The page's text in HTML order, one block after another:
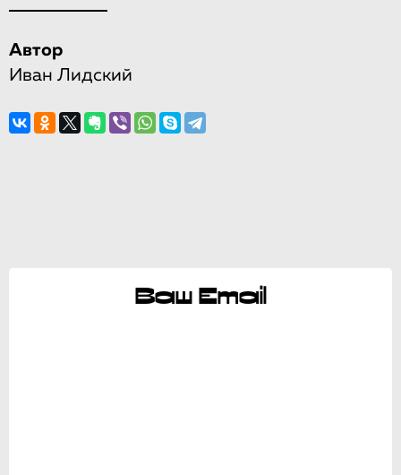
Автор
Иван Лидский
Ваш Email